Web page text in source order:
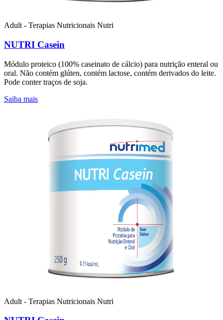
Adult - Terapias Nutricionais Nutri
NUTRI Casein
Módulo proteico (100% caseinato de cálcio) para nutrição enteral ou
oral. Não contém glúten, contém lactose, contém derivados do leite.
Pode conter traços de soja.
Saiba mais
Adult - Terapias Nutricionais Nutri